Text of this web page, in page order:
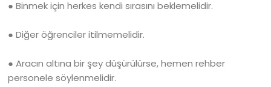
● Binmek için herkes kendi sırasını beklemelidir.
● Diğer öğrenciler itilmemelidir.
● Aracın altına bir şey düşürülürse, hemen rehber
personele söylenmelidir.